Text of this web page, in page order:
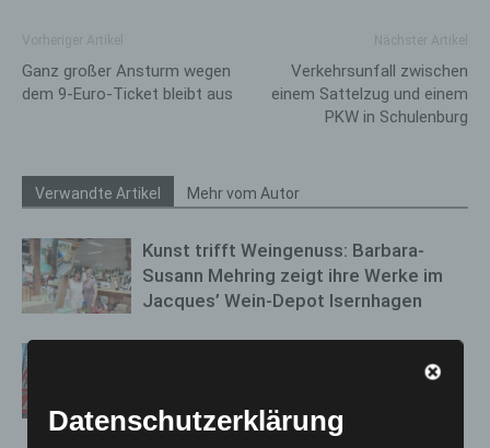
Ganz großer Ansturm wegen
dem 9-Euro-Ticket bleibt aus
Verkehrsunfall zwischen
einem Sattelzug und einem
PKW in Schulenburg
Verwandte Artikel Mehr vom Autor
Kunst trifft Weingenuss: Barbara-
Susann Mehring zeigt ihre Werke im
Jacques’ Wein-Depot Isernhagen
Bothfeld
Datenschutzerklärung